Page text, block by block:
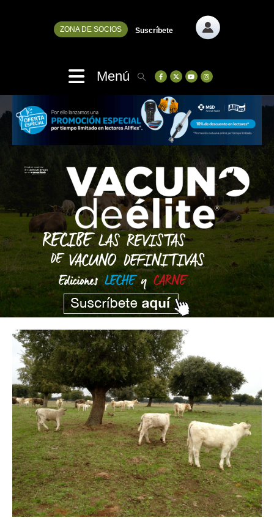
ZONA DE SOCIOS Suscríbete
Menú